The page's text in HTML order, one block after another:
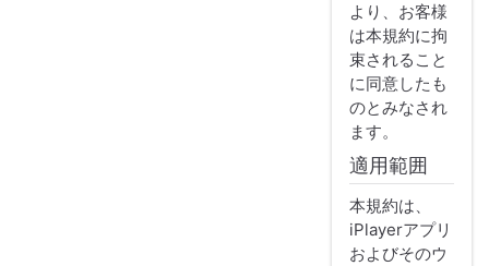
より、お客様
は本規約に拘
束されること
に同意したも
のとみなされ
ます。
適用範囲
本規約は、
iPlayerアプリ
およびそのウ